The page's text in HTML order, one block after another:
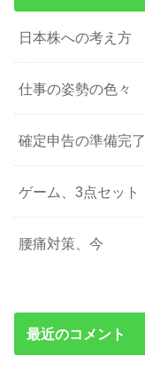
日本株への考え方
仕事の姿勢の色々
確定申告の準備完了
ゲーム、3点セット
腰痛対策、今
最近のコメント